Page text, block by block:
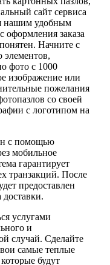
сайт сервиса
нашим удобным
заказа
Начните с
элементов,
фото с 1000
изображение или
пожелания
со своей
с логотипом на
с помощью
мобильное
гарантирует
транзакций. После
предоставлен
доставки.
услугами
и
случай. Сделайте
самые теплые
будут